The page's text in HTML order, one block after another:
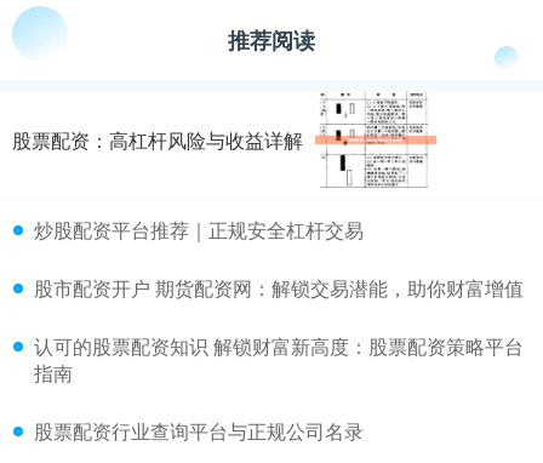
推荐阅读
股票配资：高杠杆风险与收益详解
炒股配资平台推荐｜正规安全杠杆交易
股市配资开户 期货配资网：解锁交易潜能，助你财富增值
认可的股票配资知识 解锁财富新高度：股票配资策略平台
指南
股票配资行业查询平台与正规公司名录